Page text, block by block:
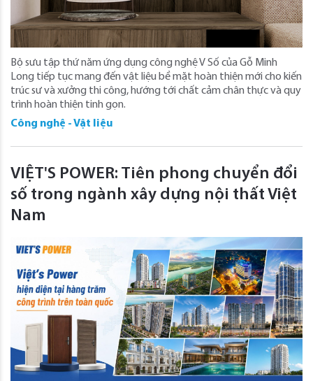
Bộ sưu tập thứ năm ứng dụng công nghệ V Số của Gỗ Minh
Long tiếp tục mang đến vật liệu bề mặt hoàn thiện mới cho kiến
trúc sư và xưởng thi công, hướng tới chất cảm chân thực và quy
trình hoàn thiện tinh gọn.
Công nghệ - Vật liệu
VIỆT'S POWER: Tiên phong chuyển đổi
số trong ngành xây dựng nội thất Việt
Nam